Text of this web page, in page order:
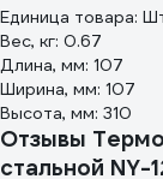
Единица товара:
Вес, кг: 0.67
Длина, мм: 107
Ширина, мм: 107
Высота, мм: 310
Отзывы
стальной NY-